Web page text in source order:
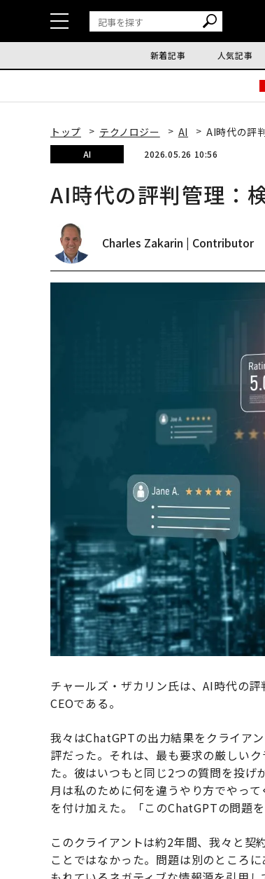
新着記事 人気記事
トップ テクノロジー AI AI時代の評
AI 2026.05.26 10:56
AI時代の評判管理：
Charles Zakarin | Contributor
チャールズ・ザカリン氏は、AI時代の
CEOである。
我々はChatGPTの出力結果をクライア
評だった。それは、最も要求の厳しい
た。彼はいつもと同じ2つの質問を投げ
月は私のために何を違うやり方でやっ
を付け加えた。「このChatGPTの問題
このクライアントは約2年間、我々と
ことではなかった。問題は別のところ